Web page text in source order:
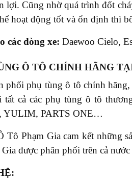
lợi. Cũng nhờ quá trình đốt
hoạt động tốt và ổn định thì
các dòng xe: Daewoo Cielo,
Ô TÔ CHÍNH HÃNG
phối phụ tùng ô tô chính
tất cả các phụ tùng ô tô
PARTS ONE…
Tô Phạm Gia cam kết những
được phân phối trên cả